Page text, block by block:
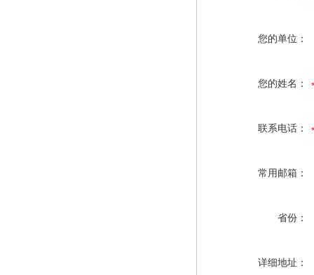
您的单位：
您的姓名：
联系电话：
常用邮箱：
省份：
详细地址：